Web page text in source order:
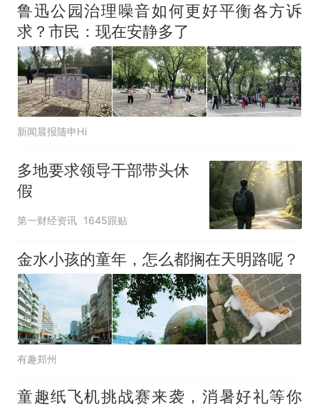
鲁迅公园治理噪音如何更好平衡各方诉
求？市民：现在安静多了
新闻晨报随申Hi
多地要求领导干部带头休
假
第一财经资讯 1645跟贴
金水小孩的童年，怎么都搁在天明路呢？
有趣郑州
童趣纸飞机挑战赛来袭，消暑好礼等你